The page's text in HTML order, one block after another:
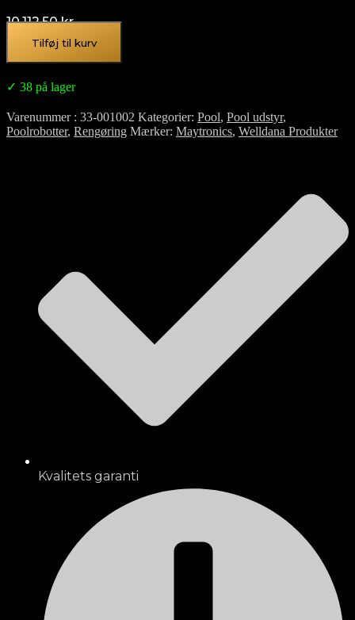
10.112,50kr.
Tilføj til kurv
✓ 38 på lager
Varenummer 33-001002 Kategorier Pool, Pool udstyr,
Poolrobotter, Rengøring Mærker Maytronics, Welldana Produkter
Kvalitets garanti